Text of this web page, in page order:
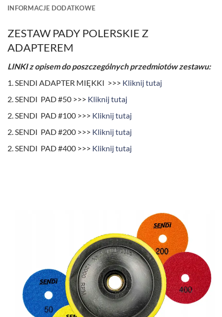
INFORMACJE DODATKOWE
ZESTAW PADY POLERSKIE Z
ADAPTEREM
LINKI z opisem do poszczególnych przedmiotów zestawu:
1. SENDI ADAPTER MIĘKKI >>> Kliknij tutaj
2. SENDI PAD #50 >>> Kliknij tutaj
2. SENDI PAD #100 >>> Kliknij tutaj
2. SENDI PAD #200 >>> Kliknij tutaj
2. SENDI PAD #400 >>> Kliknij tutaj